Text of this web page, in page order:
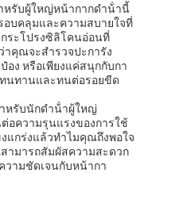
หรับผู้ใหญ่หน้ากากดําน้ํานี้
อบคลุมและความสบายใจที่
ระโปรงซิลิโคนอ่อนที่
คุณจะสํารวจปะการัง
อง หรือเพียงแค่สนุกกับกา
นทานและทนต่อรอยขีด
หรับนักดําน้ําผู้ใหญ่
อความรุนแรงของการใช้
แกร่งแล้วทําไมคุณถึงพอใจ
ามารถสัมผัสความสะดวก
วามชัดเจนกับหน้ากา